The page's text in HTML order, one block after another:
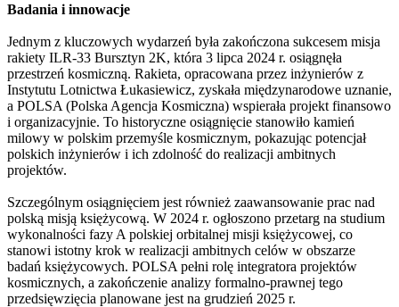
Badania i innowacje
Jednym z kluczowych wydarzeń była zakończona sukcesem misja
rakiety ILR-33 Bursztyn 2K, która 3 lipca 2024 r. osiągnęła
przestrzeń kosmiczną. Rakieta, opracowana przez inżynierów z
Instytutu Lotnictwa Łukasiewicz, zyskała międzynarodowe uznanie,
a POLSA (Polska Agencja Kosmiczna) wspierała projekt finansowo
i organizacyjnie. To historyczne osiągnięcie stanowiło kamień
milowy w polskim przemyśle kosmicznym, pokazując potencjał
polskich inżynierów i ich zdolność do realizacji ambitnych
projektów.
Szczególnym osiągnięciem jest również zaawansowanie prac nad
polską misją księżycową. W 2024 r. ogłoszono przetarg na studium
wykonalności fazy A polskiej orbitalnej misji księżycowej, co
stanowi istotny krok w realizacji ambitnych celów w obszarze
badań księżycowych. POLSA pełni rolę integratora projektów
kosmicznych, a zakończenie analizy formalno-prawnej tego
przedsięwzięcia planowane jest na grudzień 2025 r.